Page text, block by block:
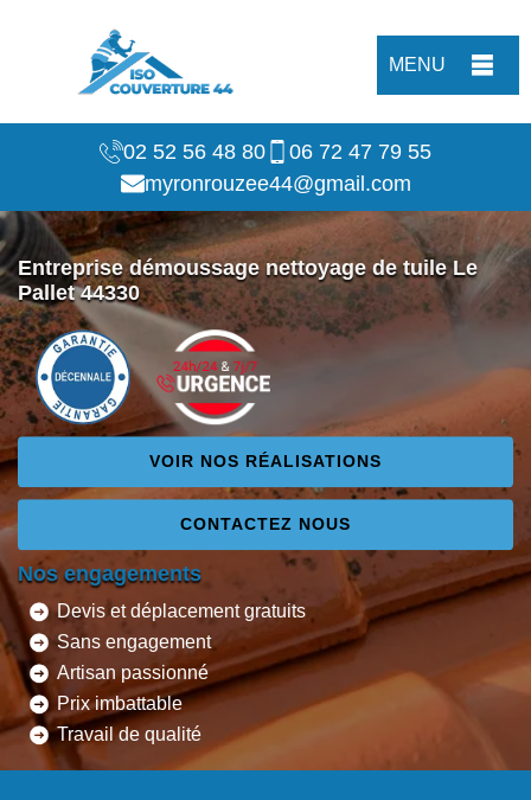
MENU
02 52 56 48 80
06 72 47 79 55
myronrouzee44@gmail.com
Entreprise démoussage nettoyage de tuile Le
Pallet 44330
VOIR NOS RÉALISATIONS
CONTACTEZ NOUS
Nos engagements
Devis et déplacement gratuits
Sans engagement
Artisan passionné
Prix imbattable
Travail de qualité